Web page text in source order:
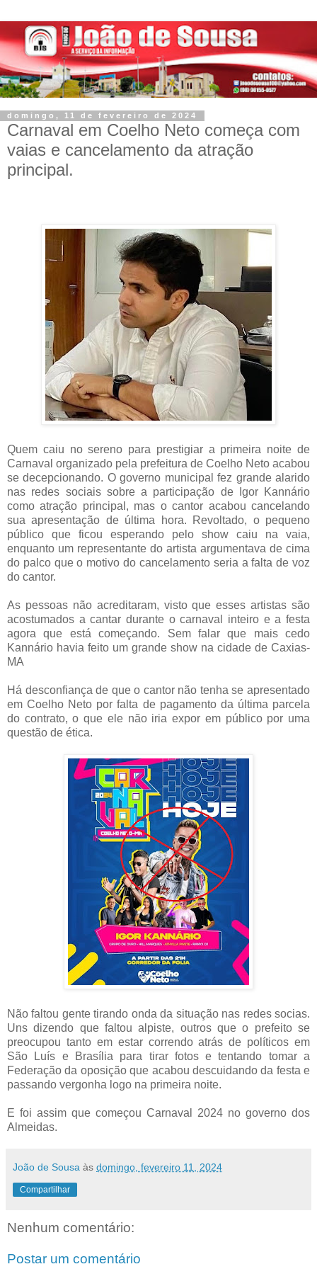
domingo, 11 de fevereiro de 2024
Carnaval em Coelho Neto começa com
vaias e cancelamento da atração
principal.
Quem caiu no sereno para prestigiar a primeira noite de
Carnaval organizado pela prefeitura de Coelho Neto acabou
se decepcionando. O governo municipal fez grande alarido
nas redes sociais sobre a participação de Igor Kannário
como atração principal, mas o cantor acabou cancelando
sua apresentação de última hora. Revoltado, o pequeno
público que ficou esperando pelo show caiu na vaia,
enquanto um representante do artista argumentava de cima
do palco que o motivo do cancelamento seria a falta de voz
do cantor.
As pessoas não acreditaram, visto que esses artistas são
acostumados a cantar durante o carnaval inteiro e a festa
agora que está começando. Sem falar que mais cedo
Kannário havia feito um grande show na cidade de Caxias-
MA
Há desconfiança de que o cantor não tenha se apresentado
em Coelho Neto por falta de pagamento da última parcela
do contrato, o que ele não iria expor em público por uma
questão de ética.
Não faltou gente tirando onda da situação nas redes socias.
Uns dizendo que faltou alpiste, outros que o prefeito se
preocupou tanto em estar correndo atrás de políticos em
São Luís e Brasília para tirar fotos e tentando tomar a
Federação da oposição que acabou descuidando da festa e
passando vergonha logo na primeira noite.
E foi assim que começou Carnaval 2024 no governo dos
Almeidas.
João de Sousa às domingo, fevereiro 11, 2024
Compartilhar
Nenhum comentário:
Postar um comentário